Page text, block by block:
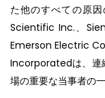
た他のすべての原
Scientific Inc.、
Emerson Electric
Incorporatedは、連
場の重要な当事者の一